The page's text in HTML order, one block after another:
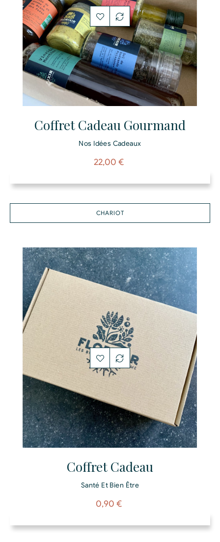
Coffret Cadeau Gourmand
Nos Idées Cadeaux
Prix
22,00 €
CHARIOT
Coffret Cadeau
Santé Et Bien Être
Prix
0,90 €